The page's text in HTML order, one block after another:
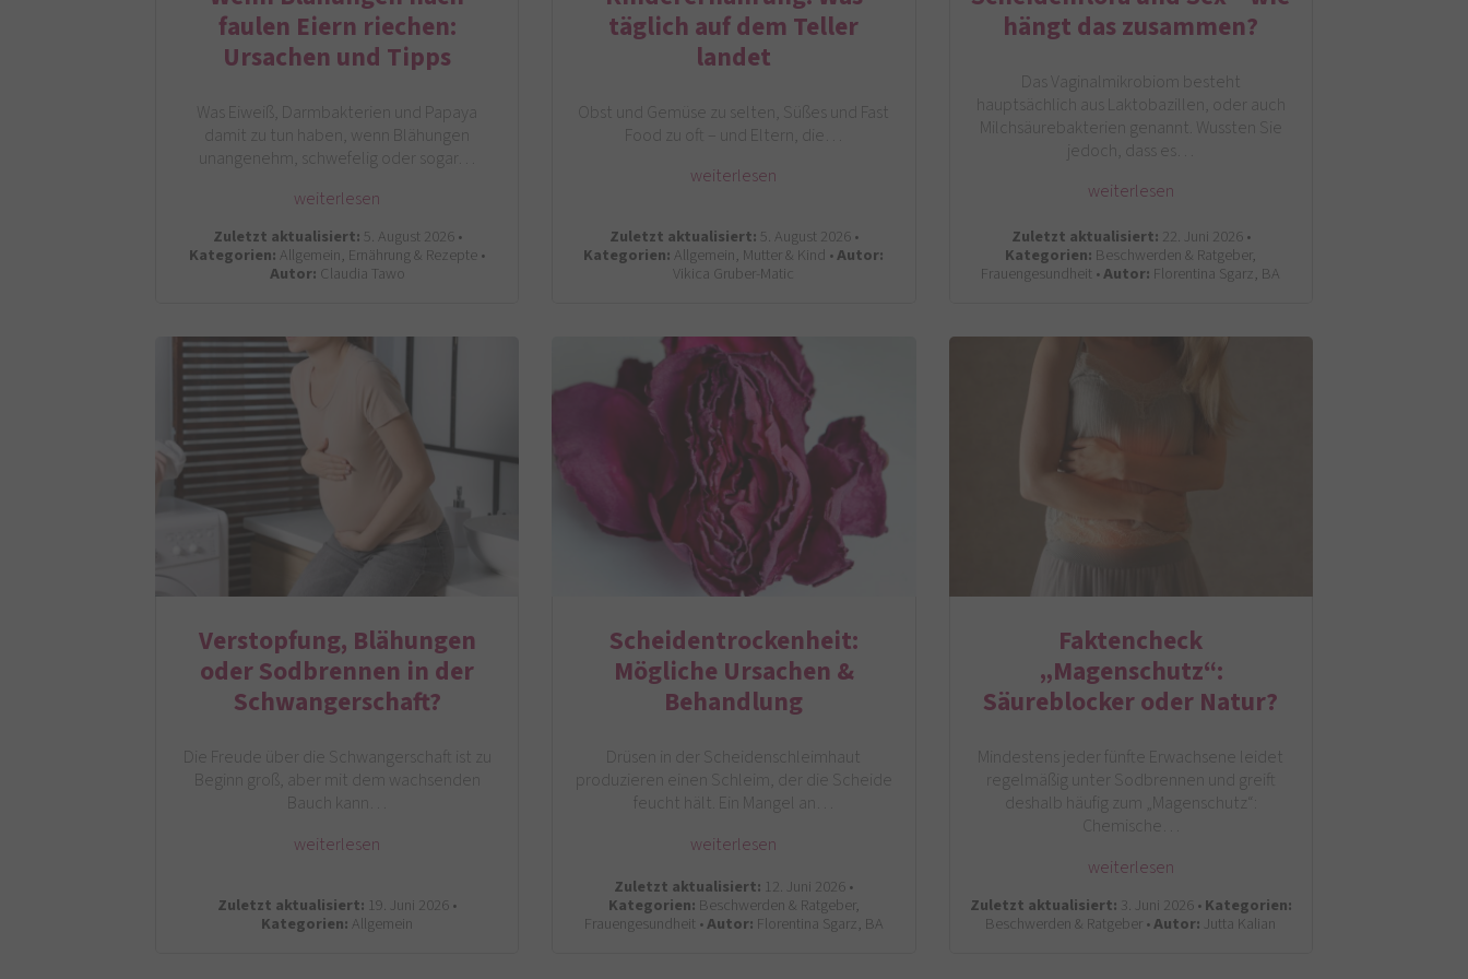
faulen Eiern riechen:
Ursachen und Tipps
Was Eiweiß, Darmbakterien und Papaya
damit zu tun haben, wenn Blähungen
unangenehm, schwefelig oder sogar…
weiterlesen
Zuletzt aktualisiert: 5. August 2026 •
Kategorien: Allgemein, Ernährung & Rezepte •
Autor: Claudia Tawo
täglich auf dem Teller
landet
Obst und Gemüse zu selten, Süßes und Fast
Food zu oft – und Eltern, die…
weiterlesen
Zuletzt aktualisiert: 5. August 2026 •
Kategorien: Allgemein, Mutter & Kind •Autor:
Vikica Gruber-Matic
hängt das zusammen?
Das Vaginalmikrobiom besteht
hauptsächlich aus Laktobazillen, oder auch
Milchsäurebakterien genannt. Wussten Sie
jedoch, dass es…
weiterlesen
Zuletzt aktualisiert: 22. Juni 2026 •
Kategorien: Beschwerden & Ratgeber,
Frauengesundheit •Autor: Florentina Sgarz, BA
Verstopfung, Blähungen
oder Sodbrennen in der
Schwangerschaft?
Die Freude über die Schwangerschaft ist zu
Beginn groß, aber mit dem wachsenden
Bauch kann…
weiterlesen
Zuletzt aktualisiert: 19. Juni 2026 •
Kategorien: Allgemein
Scheidentrockenheit:
Mögliche Ursachen &
Behandlung
Drüsen in der Scheidenschleimhaut
produzieren einen Schleim, der die Scheide
feucht hält. Ein Mangel an…
weiterlesen
Zuletzt aktualisiert: 12. Juni 2026 •
Kategorien: Beschwerden & Ratgeber,
Frauengesundheit •Autor: Florentina Sgarz, BA
Faktencheck
„Magenschutz“:
Säureblocker oder Natur?
Mindestens jeder fünfte Erwachsene leidet
regelmäßig unter Sodbrennen und greift
deshalb häufig zum „Magenschutz“:
Chemische…
weiterlesen
Zuletzt aktualisiert: 3. Juni 2026 •Kategorien:
Beschwerden & Ratgeber •Autor: Jutta Kalian